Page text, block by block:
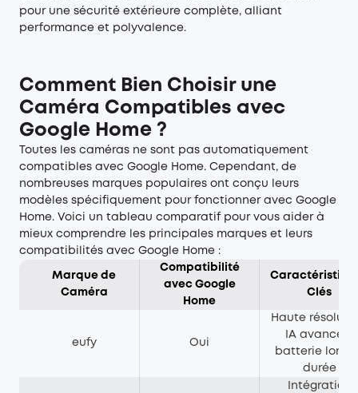
pour une sécurité extérieure complète, alliant
performance et polyvalence.
Comment Bien Choisir une
Caméra Compatibles avec
Google Home ?
Toutes les caméras ne sont pas automatiquement
compatibles avec Google Home. Cependant, de
nombreuses marques populaires ont conçu leurs
modèles spécifiquement pour fonctionner avec Google
Home. Voici un tableau comparatif pour vous aider à
mieux comprendre les principales marques et leurs
compatibilités avec Google Home :
Marque de
Caméra
Compatibilité
avec Google
Home
Clés
eufy Oui
Haute
IA avancée,
batterie
durée
Intégration